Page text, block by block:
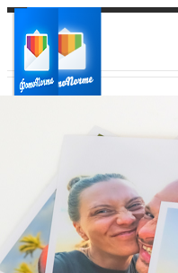
Ваш регион доставки
Выберите из списка: